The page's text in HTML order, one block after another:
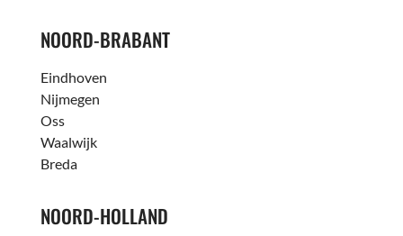
NOORD-BRABANT
Eindhoven
Nijmegen
Oss
Waalwijk
Breda
NOORD-HOLLAND